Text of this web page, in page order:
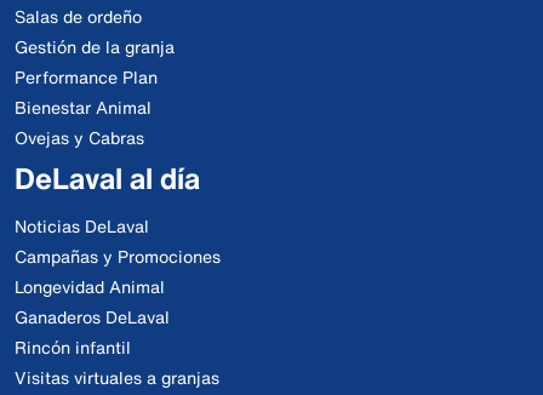
Salas de ordeño
Gestión de la granja
Performance Plan
Bienestar Animal
Ovejas y Cabras
DeLaval al día
Noticias DeLaval
Campañas y Promociones
Longevidad Animal
Ganaderos DeLaval
Rincón infantil
Visitas virtuales a granjas